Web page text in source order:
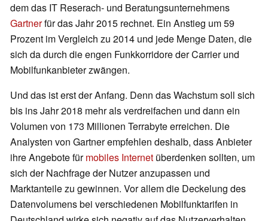
dem das IT Reserach- und Beratungsunternehmens
Gartnerfür das Jahr 2015 rechnet. Ein Anstieg um 59
Prozent im Vergleich zu 2014 und jede Menge Daten, die
sich da durch die engen Funkkorridore der Carrier und
Mobilfunkanbieter zwängen.
Und das ist erst der Anfang. Denn das Wachstum soll sich
bis ins Jahr 2018 mehr als verdreifachen und dann ein
Volumen von 173 Millionen Terrabyte erreichen. Die
Analysten von Gartner empfehlen deshalb, dass Anbieter
ihre Angebote fürmobiles Internet überdenken sollten, um
sich der Nachfrage der Nutzer anzupassen und
Marktanteile zu gewinnen. Vor allem die Deckelung des
Datenvolumens bei verschiedenen Mobilfunktarifen in